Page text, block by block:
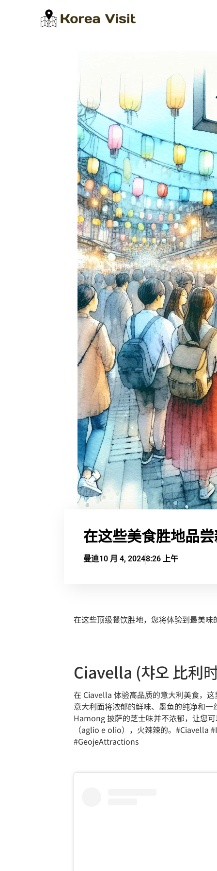
在这些美食胜地品
曼迪10 月 4, 20248:26 上午
在这些顶级餐饮胜地，您将体验到最美味
Ciavella (챠오 比利
在 Ciavella 体验高品质的意大利美食，
意大利面将浓郁的鲜味、墨鱼的纯净和
Hamong 披萨的芝士味并不浓郁，让您
（aglio e olio），火辣辣的。
#GeojeAttractions